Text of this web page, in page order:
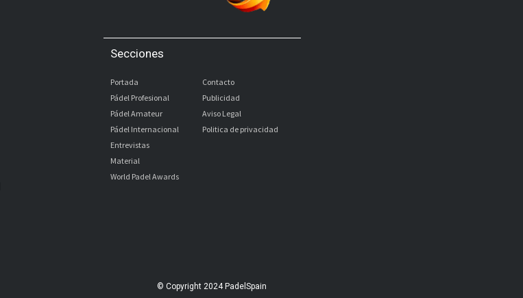
Secciones
Portada
Pádel Profesional
Pádel Amateur
Pádel Internacional
Entrevistas
Material
World Padel Awards
Contacto
Publicidad
Aviso Legal
Politica de privacidad
© Copyright 2024 PadelSpain